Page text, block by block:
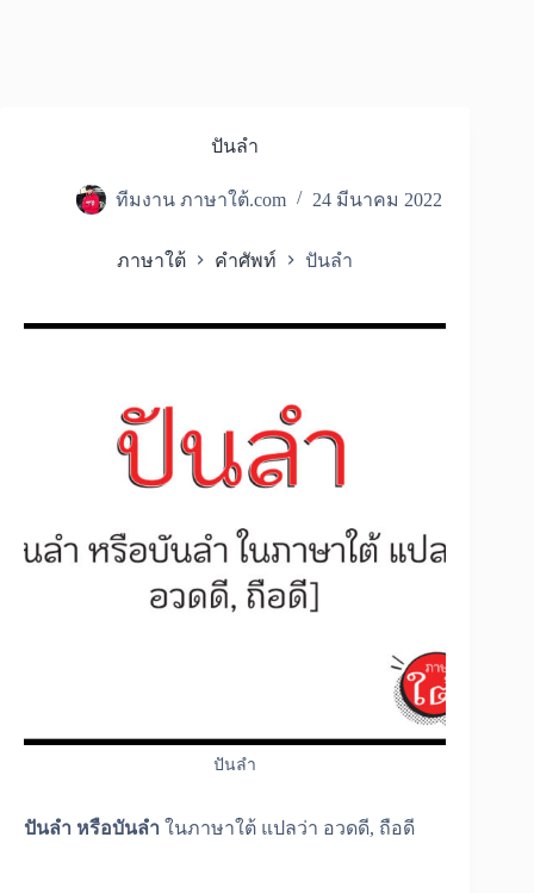
ปันลำ
ทีมงาน ภาษาใต้.com 24 มีนาคม 2022
ภาษาใต้ คำศัพท์ ปันลำ
ปันลำ
ปันลำ หรือบันลำ ในภาษาใต้ แปลว่า อวดดี, ถือดี